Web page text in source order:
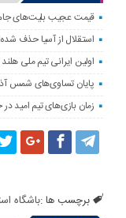
قیمت عجیب بلیت‌های جام جهانی ۲۰۲۶ آمریکا؛ فوتبال
استقلال از آسیا حذف
اولین ایرانی تیم ملی
پایان تساوی‌های شمس
زمان بازی‌های تیم امید
برچسب ها :باشگاه